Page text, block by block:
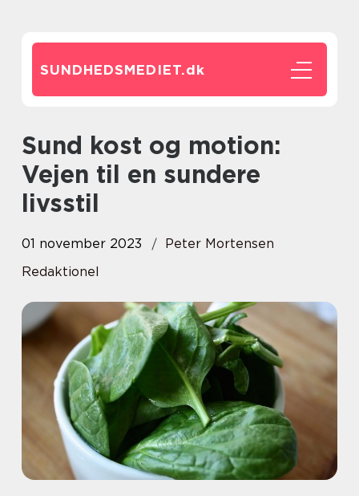
SUNDHEDSMEDIET.dk
Sund kost og motion:
Vejen til en sundere
livsstil
01 november 2023
Peter Mortensen
Redaktionel